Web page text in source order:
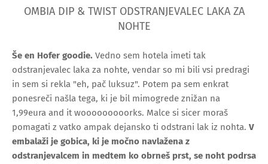
OMBIA DIP & TWIST ODSTRANJEVALEC LAKA ZA
NOHTE
Še en Hofer goodie. Vedno sem hotela imeti tak
odstranjevalec laka za nohte, vendar so mi bili vsi predragi
in sem si rekla "eh, pač luksuz". Potem pa sem enkrat
ponesreči našla tega, ki je bil mimogrede znižan na
1,99eura and it wooooooooorks. Malce si sicer moraš
pomagati z vatko ampak dejansko ti odstrani lak iz nohta. V
embalaži je gobica, ki je močno navlažena z
odstranjevalcem in medtem ko obrneš prst, se noht podrsa